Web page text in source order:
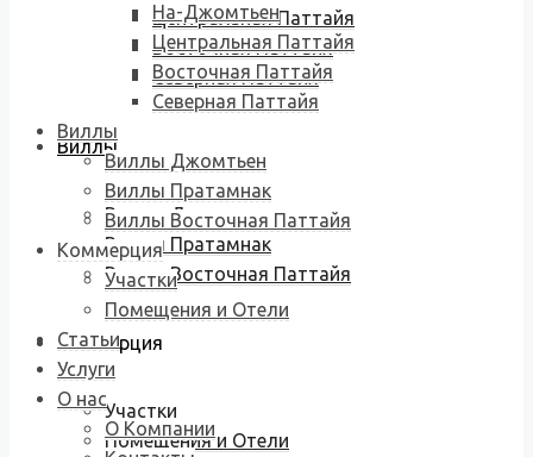
Центральная Паттайя
Восточная Паттайя
Северная Паттайя
Виллы
Виллы Джомтьен
Виллы Пратамнак
Виллы Восточная Паттайя
Коммерция
Участки
Помещения и Отели
На-Джомтьен
Центральная Паттайя
Восточная Паттайя
Северная Паттайя
Виллы
Виллы Джомтьен
Виллы Пратамнак
Виллы Восточная Паттайя
Коммерция
Участки
Помещения и Отели
Статьи
Услуги
О нас
О Компании